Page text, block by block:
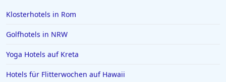
Klosterhotels in Rom
Golfhotels in NRW
Yoga Hotels auf Kreta
Hotels für Flitterwochen auf Hawaii